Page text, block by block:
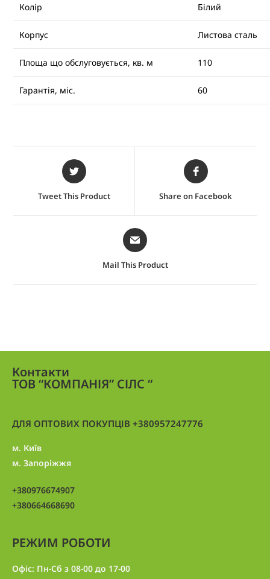
Колір Білий
Корпус Листова сталь
Площа що обслуговується, кв. м 110
Гарантія, міс. 60
Tweet This Product Share on Facebook
Mail This Product
Контакти
ТОВ “КОМПАНІЯ” СІЛС “
ДЛЯ ОПТОВИХ ПОКУПЦІВ +380957247776
м. Київ
м. Запоріжжя
+380976674907
+380664668690
РЕЖИМ РОБОТИ
Офіс: Пн-Сб з 08-00 до 17-00